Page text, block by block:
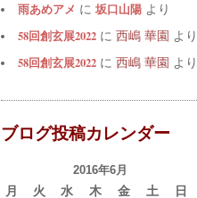
雨あめアメ に 坂口山陽 より
58回創玄展2022 に 西嶋 華園 より
58回創玄展2022 に 西嶋 華園 より
ブログ投稿カレンダー
2016年6月
月 火 水 木 金 土
日